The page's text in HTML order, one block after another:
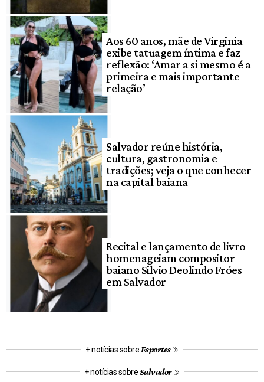
Aos 60 anos, mãe de Virginia
exibe tatuagem íntima e faz
reflexão: ‘Amar a si mesmo é a
primeira e mais importante
relação’
Salvador reúne história,
cultura, gastronomia e
tradições; veja o que conhecer
na capital baiana
Recital e lançamento de livro
homenageiam compositor
baiano Silvio Deolindo Fróes
em Salvador
+ notícias sobre Esportes
+ notícias sobreSalvador